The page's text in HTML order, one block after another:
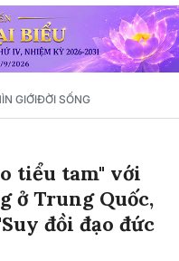
GIỚIĐỜI SỐNG
tiểu tam" với
ở Trung Quốc,
đồi đạo đức